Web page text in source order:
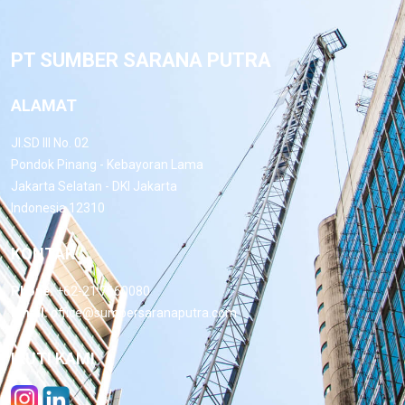
PT SUMBER SARANA PUTRA
ALAMAT
Jl.SD III No. 02
Pondok Pinang - Kebayoran Lama
Jakarta Selatan - DKI Jakarta
Indonesia 12310
KONTAK
Phone: +62-21 7660080
Email:office@sumbersaranaputra.com
IKUTI KAMI